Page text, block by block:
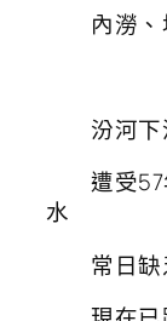
內澇
汾河
遭受
水
常日